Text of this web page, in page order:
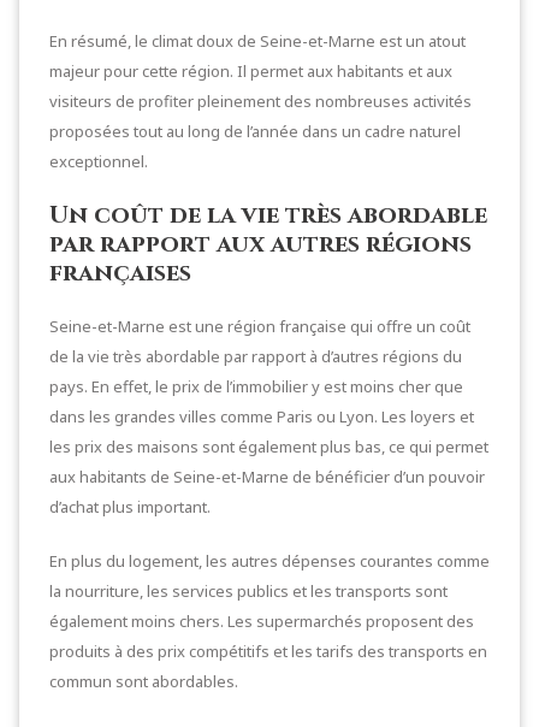
En résumé, le climat doux de Seine-et-Marne est un atout
majeur pour cette région. Il permet aux habitants et aux
visiteurs de profiter pleinement des nombreuses activités
proposées tout au long de l’année dans un cadre naturel
exceptionnel.
Un coût de la vie très abordable
par rapport aux autres régions
françaises
Seine-et-Marne est une région française qui offre un coût
de la vie très abordable par rapport à d’autres régions du
pays. En effet, le prix de l’immobilier y est moins cher que
dans les grandes villes comme Paris ou Lyon. Les loyers et
les prix des maisons sont également plus bas, ce qui permet
aux habitants de Seine-et-Marne de bénéficier d’un pouvoir
d’achat plus important.
En plus du logement, les autres dépenses courantes comme
la nourriture, les services publics et les transports sont
également moins chers. Les supermarchés proposent des
produits à des prix compétitifs et les tarifs des transports en
commun sont abordables.